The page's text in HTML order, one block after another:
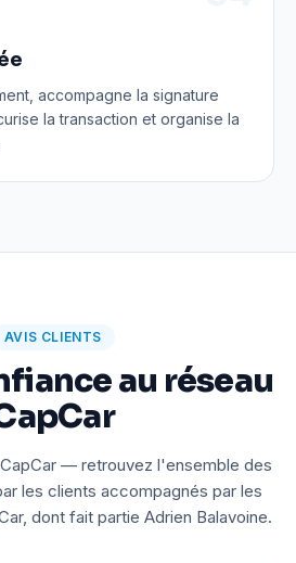
accompagne la signature
la transaction et organise la
AVIS CLIENTS
au réseau
— retrouvez l'ensemble des
les clients accompagnés par les
dont fait partie Adrien Balavoine.